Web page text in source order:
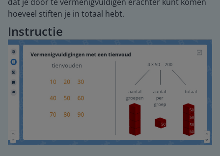
hoeveel stiften je in totaal hebt.
Instructie